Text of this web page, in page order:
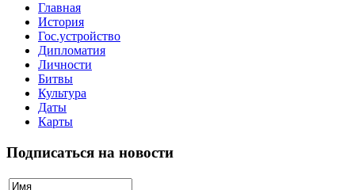
Главная
История
Гос.устройство
Дипломатия
Личности
Битвы
Культура
Даты
Карты
Подписаться на новости